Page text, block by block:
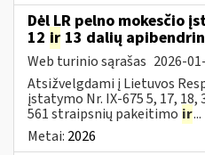
Dėl LR pelno mokesčio
12 ir 13 dalių
Web turinio sąrašas 2026-
Atsižvelgdami į Lietuvos
įstatymo Nr. IX-675 5, 17, 18,
561 straipsnių pakeitimo ir...
Metai: 2026